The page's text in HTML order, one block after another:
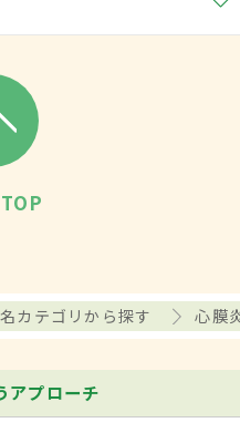
カテゴリから探す 心膜
アプローチ